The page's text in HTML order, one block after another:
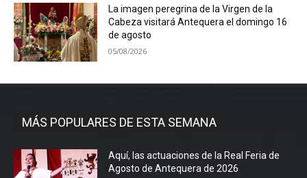
La imagen peregrina de la Virgen de la
Cabeza visitará Antequera el domingo 16
de agosto
05/08/2026
MÁS POPULARES DE ESTA SEMANA
Aquí, las actuaciones de la Real Feria de
Agosto de Antequera de 2026